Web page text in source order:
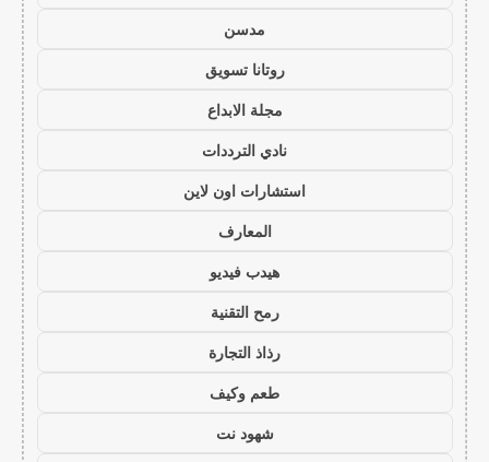
مدسن
روتانا تسويق
مجلة الابداع
نادي الترددات
استشارات اون لاين
المعارف
هيدب فيديو
رمح التقنية
رذاذ التجارة
طعم وكيف
شهود نت